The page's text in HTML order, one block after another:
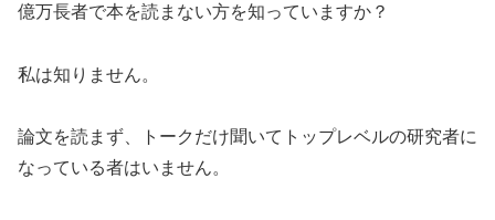
億万長者で本を読まない方を知っていますか？
私は知りません。
論文を読まず、トークだけ聞いてトップレベルの研究者に
なっている者はいません。